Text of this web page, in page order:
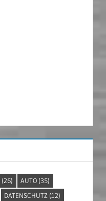
(26) AUTO (35)
DATENSCHUTZ (12)